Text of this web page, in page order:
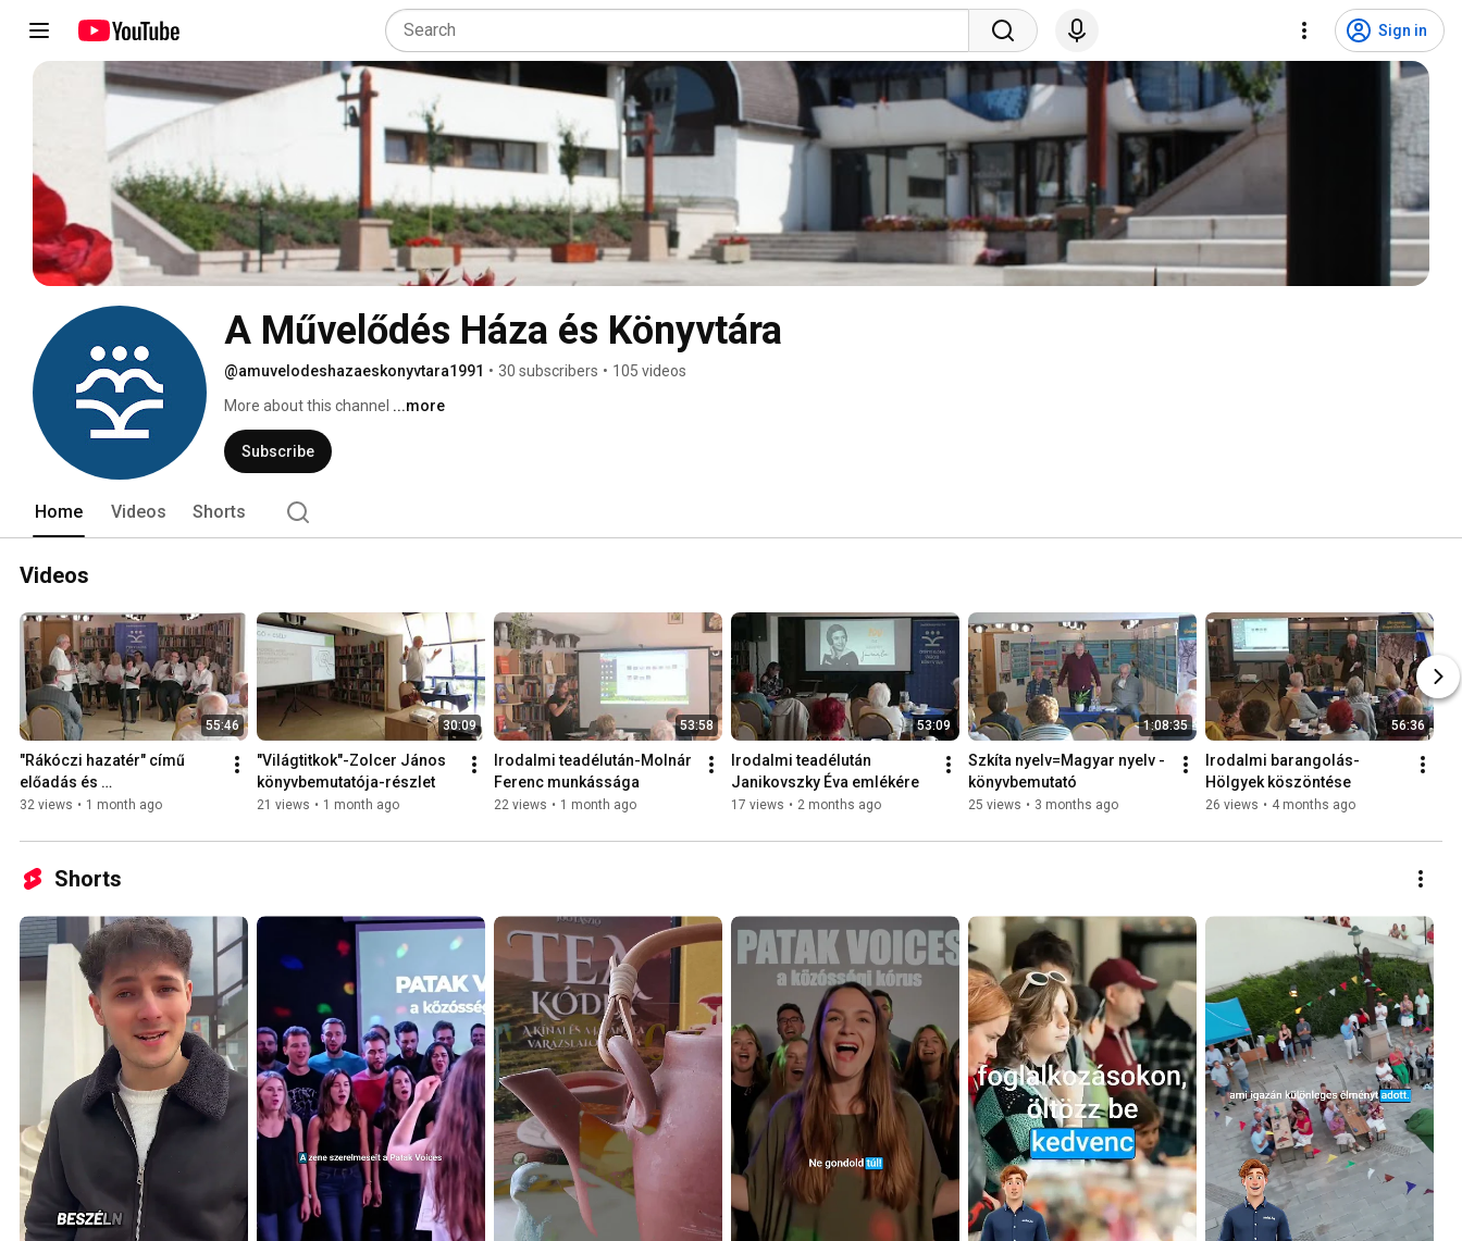
Sign in
A Művelődés Háza és Könyvtára
@amuvelodeshazaeskonyvtara1991 • 30 subscribers • 105 videos
More about this channel ...more
Subscribe
Home Videos Shorts
Videos
55:46
"Rákóczi hazatér" című
előadás és
kiállításmegnyitó
32 views • 1 month ago
30:09
"Világtitkok"-Zolcer János
könyvbemutatója-részlet
21 views • 1 month ago
53:58
Irodalmi teadélután-Molnár
Ferenc munkássága
22 views • 1 month ago
53:09
Irodalmi teadélután
Janikovszky Éva emlékére
17 views • 2 months ago
1:08:35
Szkíta nyelv=Magyar nyelv -
könyvbemutató
25 views • 3 months ago
56:36
Irodalmi barangolás-
Hölgyek köszöntése
26 views • 4 months ago
Shorts